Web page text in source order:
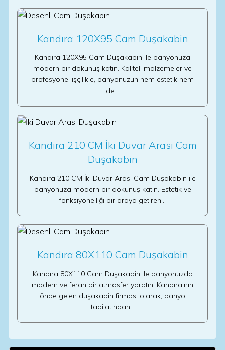
Kandıra 120X95 Cam Duşakabin
Kandıra 120X95 Cam Duşakabin ile banyonuza
modern bir dokunuş katın. Kaliteli malzemeler ve
profesyonel işçilikle, banyonuzun hem estetik hem
de…
Kandıra 210 CM İki Duvar Arası Cam
Duşakabin
Kandıra 210 CM İki Duvar Arası Cam Duşakabin ile
banyonuza modern bir dokunuş katın. Estetik ve
fonksiyonelliği bir araya getiren…
Kandıra 80X110 Cam Duşakabin
Kandıra 80X110 Cam Duşakabin ile banyonuzda
modern ve ferah bir atmosfer yaratın. Kandıra’nın
önde gelen duşakabin firması olarak, banyo
tadilatından…